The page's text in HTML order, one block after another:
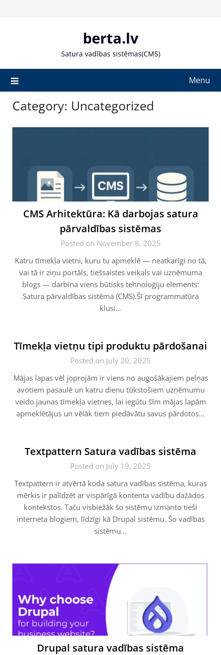
berta.lv
Satura vadības sistēmas(CMS)
Menu
Category: Uncategorized
CMS Arhitektūra: Kā darbojas satura
pārvaldības sistēmas
Posted on November 8, 2025
Katru tīmekļa vietni, kuru tu apmeklē — neatkarīgi no tā,
vai tā ir ziņu portāls, tiešsaistes veikals vai uzņēmuma
blogs — darbina viens būtisks tehnoloģiju elements:
Satura pārvaldības sistēma (CMS).Šī programmatūra
klusi…
Tīmekļa vietņu tipi produktu pārdošanai
Posted on July 20, 2025
Mājas lapas vēl joprojām ir viens no augošākajiem peļņas
avotiem pasaulē un katru dienu tūkstošiem uzņēmumu
veido jaunas tīmekļa vietnes, lai iegūtu šīm mājas lapām
apmeklētājus un vēlāk tiem piedāvātu savus pārdotos…
Textpattern Satura vadības sistēma
Posted on July 19, 2025
Textpattern ir atvērtā koda satura vadības sistēma, kuras
mērķis ir palīdzēt ar vispārīgā kontenta vadību dažādos
kontekstos. Taču visbiežāk šo sistēmu izmanto tieši
interneta blogiem, līdzīgi kā Drupal sistēmu. Šo vadības
sistēmu…
Drupal satura vadības sistēma